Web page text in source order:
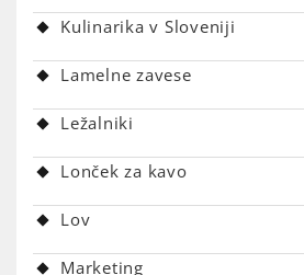
Kulinarika v Sloveniji
Lamelne zavese
Ležalniki
Lonček za kavo
Lov
Marketing